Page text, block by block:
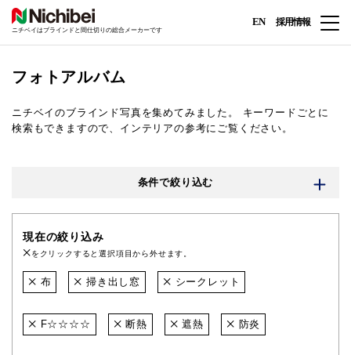
ニチベイはブラインドと間仕切りの総合メーカーです
EN 採用情報
フォトアルバム
ニチベイのブラインド写真を集めてみました。
キーワードごとに
検索もできますので、インテリアの参考にご覧ください。
条件で絞り込む
現在の絞り込み
をクリックすると選択項目から外せます。
布 掃き出し窓 シークレット
F☆☆☆☆ 断熱 遮熱 防炎